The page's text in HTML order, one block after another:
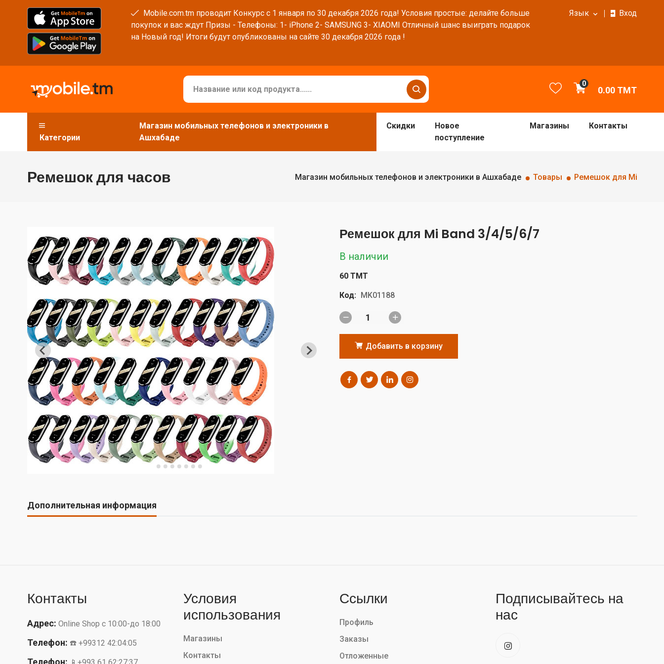
Mobile.com.tm проводит Конкурс с 1 января по 30 декабря 2026 года! Условия простые: делайте больше
покупок и вас ждут Призы - Телефоны: 1- iPhone 2- SAMSUNG 3- XIAOMI Отличный шанс выиграть подарок
на Новый год! Итоги будут опубликованы на сайте 30 декабря 2026 года !
Язык Вход
0
0.00 TMT
Категории
Магазин мобильных телефонов и электроники в
Ашхабаде
Скидки
Новое
поступление
Магазины Контакты
Ремешок для часов Магазин мобильных телефонов и электроники в Ашхабаде Товары Ремешок для Mi
Ремешок для Mi Band 3/4/5/6/7
В наличии
60 TMT
Код: MK01188
Добавить в корзину
Дополнительная информация
Контакты
Адрес: Online Shop с 10:00-до 18:00
Телефон: ☎️ +99312 42:04:05
Условия
использования
Магазины
Контакты
Ссылки
Профиль
Заказы
Отложенные
Подписывайтесь на
нас